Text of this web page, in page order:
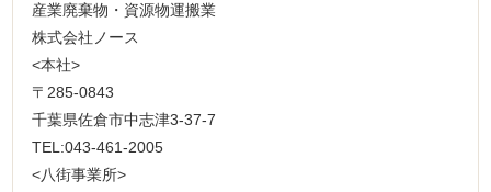
産業廃棄物・資源物運搬業
株式会社ノース
<本社>
〒285-0843
千葉県佐倉市中志津3-37-7
TEL:043-461-2005
<八街事業所>